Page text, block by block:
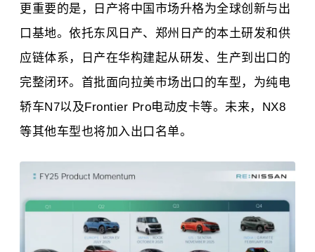
更重要的是，日产将中国市场升格为全球创新与出
口基地。依托东风日产、郑州日产的本土研发和供
应链体系，日产在华构建起从研发、生产到出口的
完整闭环。首批面向拉美市场出口的车型，为纯电
轿车N7以及Frontier Pro电动皮卡等。未来，NX8
等其他车型也将加入出口名单。